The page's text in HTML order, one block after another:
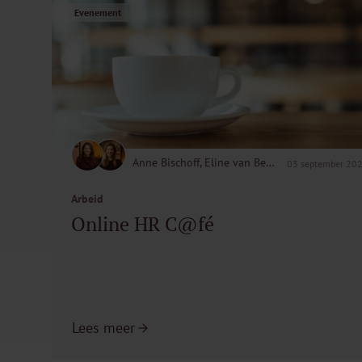
Evenement
Anne Bischoff, Eline van Beukering 03 september
Arbeid
Online HR C@fé
Lees meer